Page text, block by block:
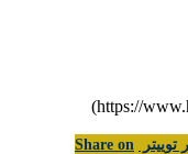
Share on